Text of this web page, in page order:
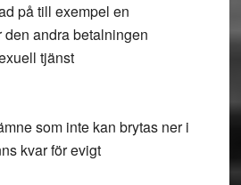
på till exempel en
andra betalningen
tjänst
som inte kan brytas ner i
kvar för evigt